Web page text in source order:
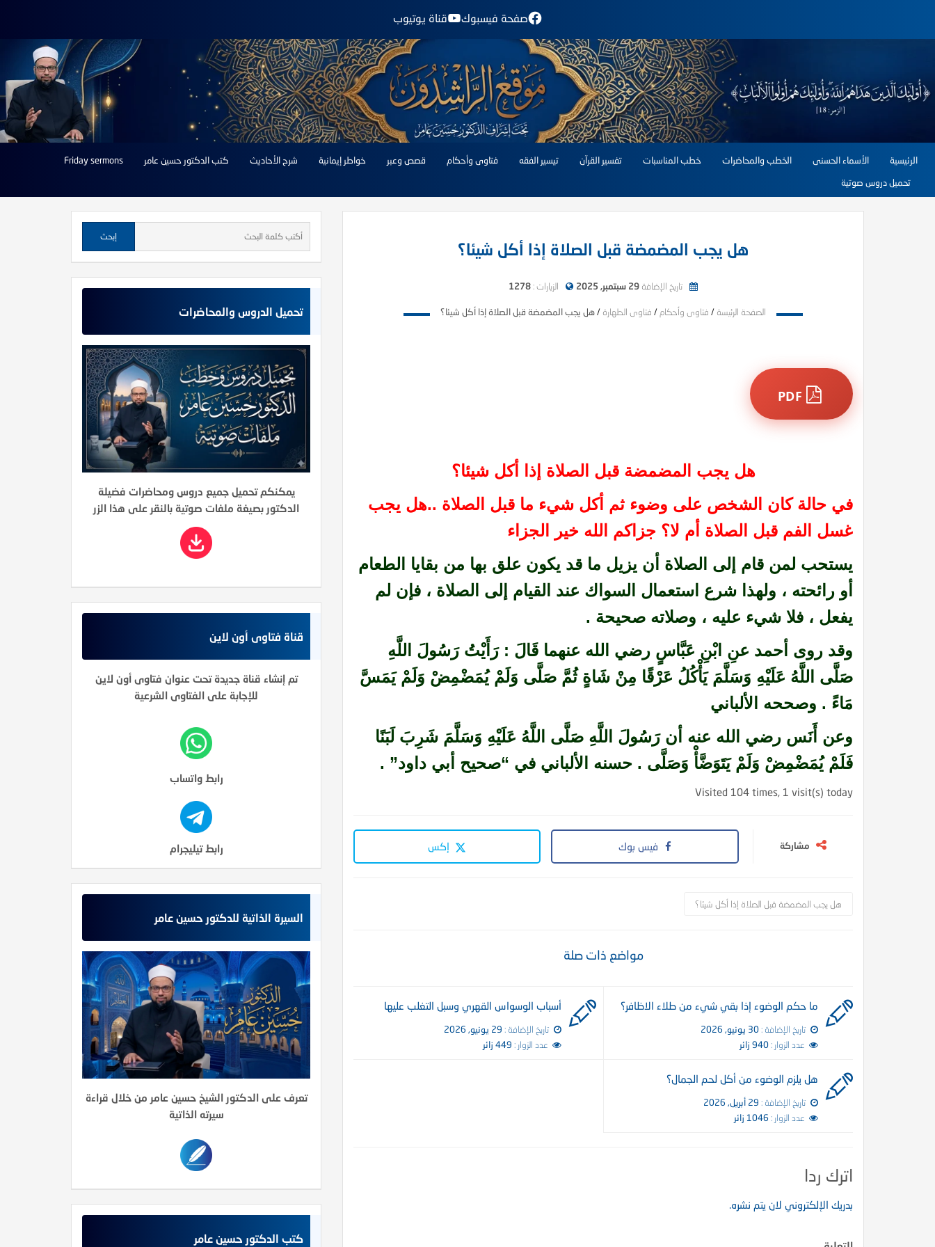
صفحة فيسبوك قناة يوتيوب
الرئيسية الأسماء الحسنى الخطب والمحاضرات خطب المناسبات تفسير القرآن تيسير الفقه فتاوى وأحكام قصص وعبر خواطر إيمانية شرح الأحاديث كتب الدكتور حسين عامر
Friday sermons
تحميل دروس صوتية
هل يجب المضمضة قبل الصلاة إذا أكل شيئا؟
تاريخ الإضافة 29 سبتمبر, 2025 الزيارات : 1278
الصفحة الرئيسة / فتاوى وأحكام / فتاوى الطهارة /هل يجب المضمضة قبل الصلاة إذا أكل شيئا؟
هل يجب المضمضة قبل الصلاة إذا أكل شيئا؟
في حالة كان الشخص على وضوء ثم أكل شيء ما قبل الصلاة ..هل يجب
غسل الفم قبل الصلاة أم لا؟ جزاكم الله خير الجزاء
يستحب لمن قام إلى الصلاة أن يزيل ما قد يكون علق بها من بقايا الطعام
أو رائحته ، ولهذا شرع استعمال السواك عند القيام إلى الصلاة ، فإن لم
يفعل ، فلا شيء عليه ، وصلاته صحيحة .
وقد روى أحمد عنِ ابْنِ عَبَّاسٍ رضي الله عنهما قَالَ : رَأَيْتُ رَسُولَ اللَّهِ
صَلَّى اللَّهُ عَلَيْهِ وَسَلَّمَ يَأْكُلُ عَرْقًا مِنْ شَاةٍ ثُمَّ صَلَّى وَلَمْ يُمَضْمِضْ وَلَمْ يَمَسَّ
مَاءً . وصححه الألباني
وعن أَنَس رضي الله عنه أن رَسُولَ اللَّهِ صَلَّى اللَّهُ عَلَيْهِ وَسَلَّمَ شَرِبَ لَبَنًا
فَلَمْ يُمَضْمِضْ وَلَمْ يَتَوَضَّأْ وَصَلَّى . حسنه الألباني في “صحيح أبي داود” .
Visited 104 times, 1 visit(s) today
مشاركة فيس بوك إكس
هل يجب المضمضة قبل الصلاة إذا أكل شيئا؟
مواضع ذات صلة
ما حكم الوضوء إذا بقي شيء من طلاء الاظافر؟
تاريخ الإضافة :30 يونيو, 2026
عدد الزوار :940 زائر
أسباب الوسواس القهري وسبل التغلب عليها
تاريخ الإضافة : 29 يونيو, 2026
عدد الزوار : 449 زائر
هل يلزم الوضوء من أكل لحم الجمال؟
تاريخ الإضافة : 29 أبريل, 2026
عدد الزوار : 1046 زائر
اترك ردا
بدريك الإلكتروني لان يتم نشره.
تحميل الدروس والمحاضرات
يمكنكم تحميل جميع دروس ومحاضرات فضيلة
الدكتور بصيغة ملفات صوتية بالنقر على هذا الزر
قناة فتاوى أون لاين
تم إنشاء قناة جديدة تحت عنوان فتاوى أون لاين
للإجابة على الفتاوى الشرعية
رابط واتساب
رابط تيليجرام
السيرة الذاتية للدكتور حسين عامر
تعرف على الدكتور الشيخ حسين عامر من خلال قراءة
سيرته الذاتية
كتب الدكتور حسين عامر